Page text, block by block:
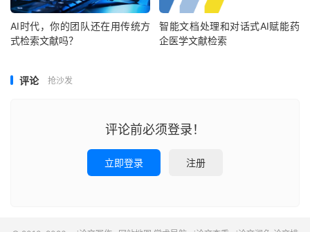
AI时代，你的团队还在用传统方
式检索文献吗？
智能文档处理和对话式AI赋能药
企医学文献检索
评论 抢沙发
评论前必须登录！
立即登录 注册